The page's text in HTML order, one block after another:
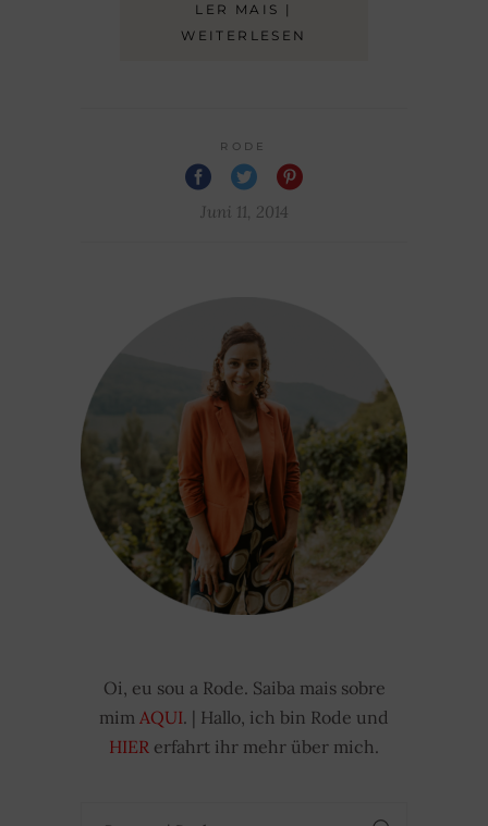
LER MAIS |
WEITERLESEN
RODE
Juni 11, 2014
Oi, eu sou a Rode. Saiba mais sobre
mim AQUI. | Hallo, ich bin Rode und
HIER erfahrt ihr mehr über mich.